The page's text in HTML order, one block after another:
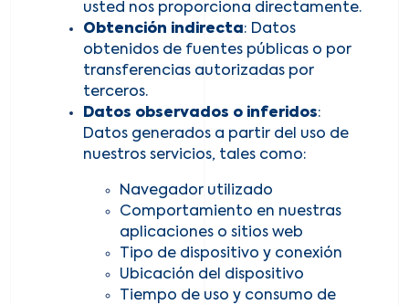
usted nos proporciona directamente.
Obtención indirecta: Datos
obtenidos de fuentes públicas o por
transferencias autorizadas por
terceros.
Datos observados o inferidos:
Datos generados a partir del uso de
nuestros servicios, tales como:
Navegador utilizado
Comportamiento en nuestras
aplicaciones o sitios web
Tipo de dispositivo y conexión
Ubicación del dispositivo
Tiempo de uso y consumo de